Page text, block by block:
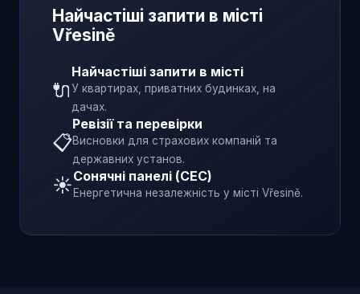
Найчастіші запити в місті
Vřesině
🔌
Найчастіші запити в місті
У квартирах, приватних будинках, на
дачах.
📋
Ревізії та перевірки
Висновки для страхових компаній та
державних установ.
☀️Сонячні панелі (СЕС)
Енергетична незалежність у місті Vřesině.